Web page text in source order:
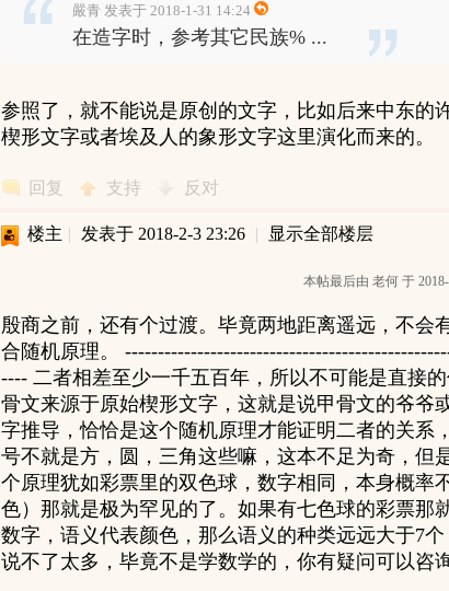
嚴青 发表于 2018-1-31 14:24
在造字时，参考其它民族% ...
参照了，就不能说是原创的文字，比如后来中东的
楔形文字或者埃及人的象形文字这里演化而来的。
回复 支持 反对
楼主 | 发表于 2018-2-3 23:26 | 显示全部楼层
本帖最后由 老何 于
殷商之前，还有个过渡。毕竟两地距离遥远，不会
合随机原理。
---- 二者相差至少一千五百年，所以不可能是直接
骨文来源于原始楔形文字，这就是说甲骨文的爷爷
字推导，恰恰是这个随机原理才能证明二者的关系
号不就是方，圆，三角这些嘛，这本不足为奇，但
个原理犹如彩票里的双色球，数字相同，本身概率
色）那就是极为罕见的了。如果有七色球的彩票那
数字，语义代表颜色，那么语义的种类远远大于7
说不了太多，毕竟不是学数学的，你有疑问可以咨